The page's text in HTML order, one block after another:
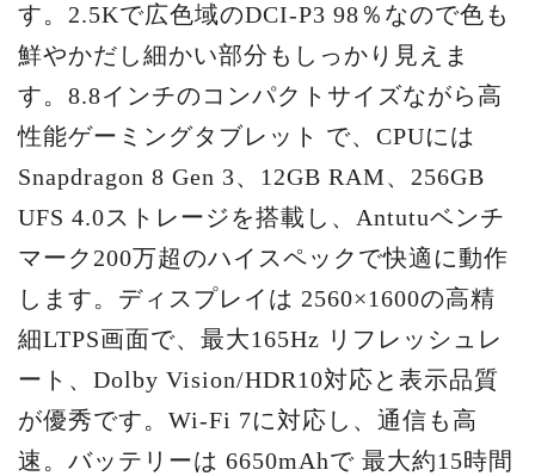
す。2.5Kで広色域のDCI-P3 98％なので色も
鮮やかだし細かい部分もしっかり見えま
す。8.8インチのコンパクトサイズながら高
性能ゲーミングタブレット で、CPUには
Snapdragon 8 Gen 3、12GB RAM、256GB
UFS 4.0ストレージを搭載し、Antutuベンチ
マーク200万超のハイスペックで快適に動作
します。ディスプレイは 2560×1600の高精
細LTPS画面で、最大165Hz リフレッシュレ
ート、Dolby Vision/HDR10対応と表示品質
が優秀です。Wi-Fi 7に対応し、通信も高
速。バッテリーは 6650mAhで 最大約15時間